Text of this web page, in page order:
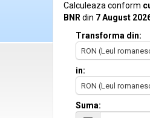
Calculeaza conform
BNR din 7 August
Transforma din:
RON (Leul
in:
RON (Leul
Suma: